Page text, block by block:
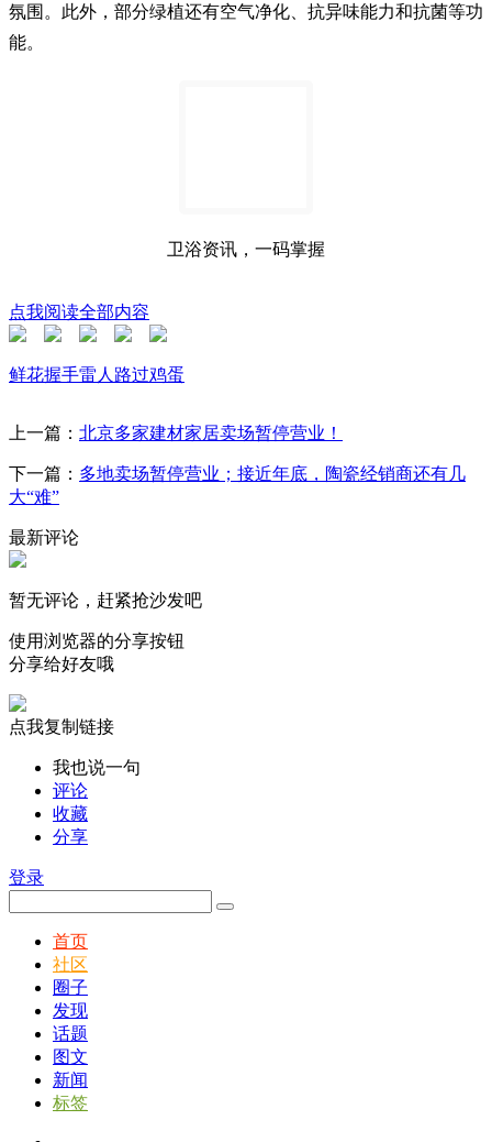
氛围。此外，部分绿植还有空气净化、抗异味能力和抗菌等功
能。
卫浴资讯，一码掌握
点我阅读全部内容
鲜花握手雷人 路过鸡蛋
上一篇： 北京多家建材家居卖场暂停营业！
下一篇： 多地卖场暂停营业；接近年底，陶瓷经销商还有几
大“难”
最新评论
暂无评论，赶紧抢沙发吧
使用浏览器的分享按钮
分享给好友哦
点我复制链接
我也说一句
评论
收藏
分享
登录
首页
社区
圈子
发现
话题
图文
新闻
标签